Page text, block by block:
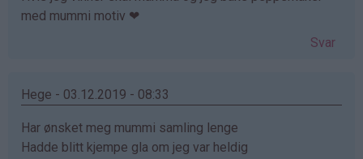
med mummi motiv ❤
Svar
Hege - 03.12.2019 - 08:33
Har ønsket meg mummi samling lenge
Hadde blitt kjempe gla om jeg var heldig